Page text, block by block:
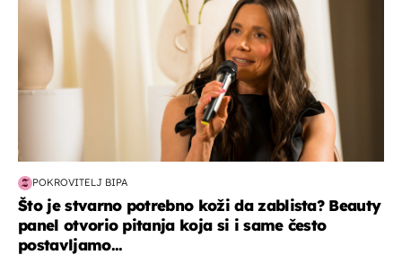
POKROVITELJ BIPA
Što je stvarno potrebno koži da zablista? Beauty
panel otvorio pitanja koja si i same često
postavljamo...